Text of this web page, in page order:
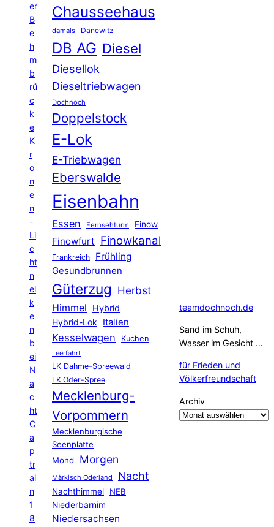
er
B
e
h
m
b
rü
c
k
e
K
r
o
n
e
n
-
Li
c
ht
n
el
k
e
n
b
ei
N
a
c
ht
C
a
p
tr
ai
n
1
8
Chausseehaus
damals Danewitz
DB AG Diesel
Diesellok
Dieseltriebwagen
Dochnoch
Doppelstock
E-Lok
E-Triebwagen
Eberswalde
Eisenbahn
Essen Fernsehturm Finow
Finowfurt Finowkanal
Frankreich Frühling
Gesundbrunnen
Güterzug Herbst
Himmel
Hybrid
Hybrid-Lok Italien
Kesselwagen Kuchen
Leerfahrt
LK Dahme-Spreewald
LK Oder-Spree
Mecklenburg-
Vorpommern
Mecklenburgische
Seenplatte
Mond
Morgen
Märkisch Oderland Nacht
Nachthimmel
NEB
Niederbarnim
Niedersachsen
teamdochnoch.de
Sand im Schuh,
Wasser im Gesicht …
für Frieden und
Völkerfreundschaft
Archiv